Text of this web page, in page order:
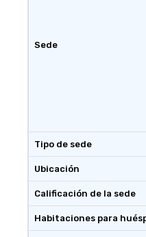
Sede
Tipo de sede
Ubicación
Calificación de la sede
Habitaciones para